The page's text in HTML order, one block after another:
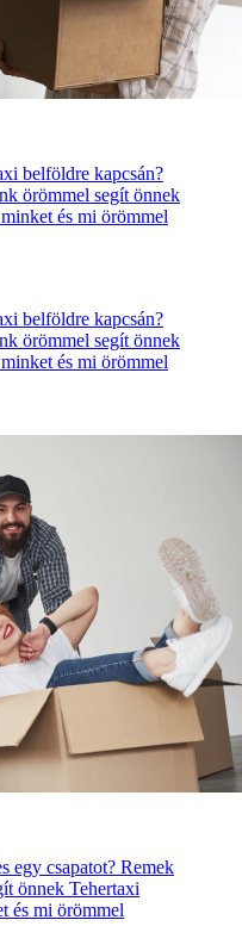
belföldre kapcsán?
örömmel segít önnek
és mi örömmel
belföldre kapcsán?
örömmel segít önnek
és mi örömmel
egy csapatot? Remek
önnek Tehertaxi
és mi örömmel